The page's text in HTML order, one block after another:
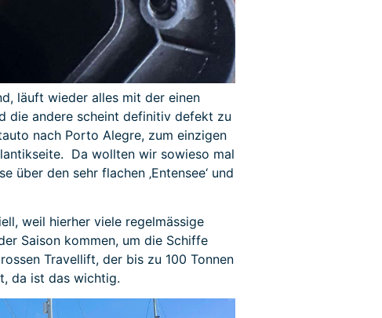
läuft wieder alles mit der einen
die andere scheint definitiv defekt zu
nach Porto Alegre, zum einzigen
Da wollten wir sowieso mal
über den sehr flachen ‚Entensee‘ und
weil hierher viele regelmässige
Saison kommen, um die Schiffe
Travellift, der bis zu 100 Tonnen
da ist das wichtig.